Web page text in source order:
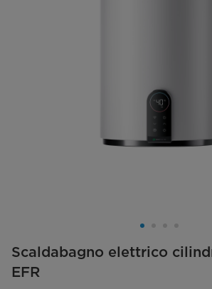
Scaldabagno elettrico
EFR